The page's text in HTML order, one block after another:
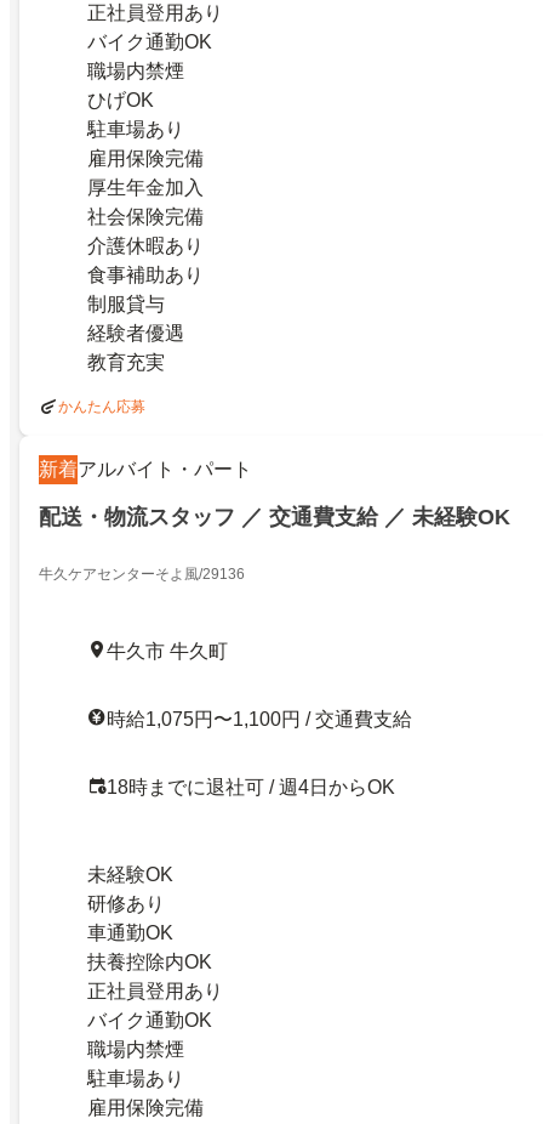
正社員登用あり
バイク通勤OK
職場内禁煙
ひげOK
駐車場あり
雇用保険完備
厚生年金加入
社会保険完備
介護休暇あり
食事補助あり
制服貸与
経験者優遇
教育充実
かんたん応募
新着アルバイト・パート
配送・物流スタッフ ／ 交通費支給 ／ 未経験OK
牛久ケアセンターそよ風/29136
牛久市 牛久町
時給1,075円〜1,100円 / 交通費支給
18時までに退社可 / 週4日からOK
未経験OK
研修あり
車通勤OK
扶養控除内OK
正社員登用あり
バイク通勤OK
職場内禁煙
駐車場あり
雇用保険完備